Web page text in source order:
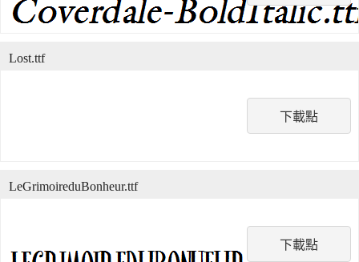
下載點
Lost.ttf
下載點
LeGrimoireduBonheur.ttf